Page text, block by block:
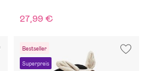
27,99 €
Bestseller
Superpreis